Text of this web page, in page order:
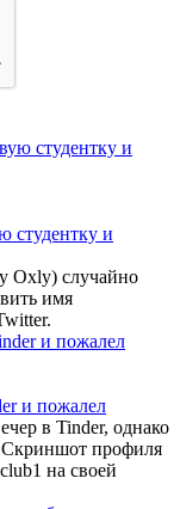
студентку и
Oxly) случайно
имя
и пожалел
в Tinder, однако
Скриншот профиля
на своей